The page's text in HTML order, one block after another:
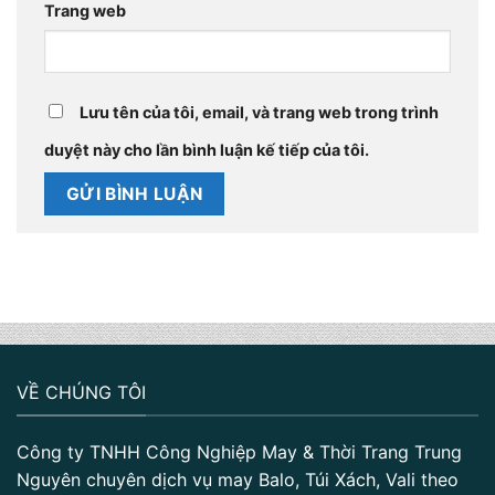
Trang web
Lưu tên của tôi, email, và trang web trong trình
duyệt này cho lần bình luận kế tiếp của tôi.
VỀ CHÚNG TÔI
Công ty TNHH Công Nghiệp May & Thời Trang Trung
Nguyên chuyên dịch vụ may Balo, Túi Xách, Vali theo